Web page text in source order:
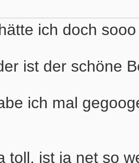
ich doch
ist der schöne
ich mal
toll, ist ja net so